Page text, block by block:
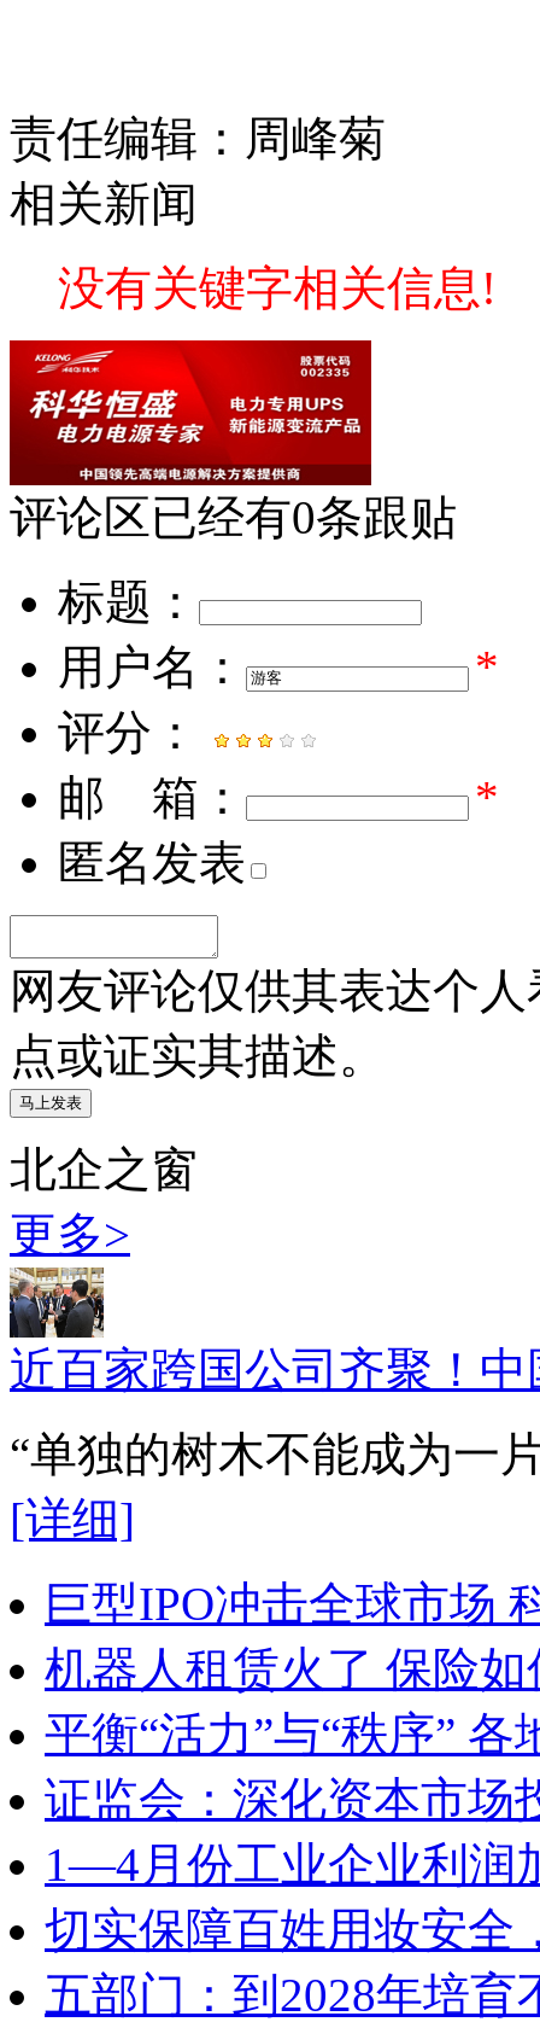
责任编辑：周峰菊
相关新闻
没有关键字相关信息!
评论区已经有0条跟贴
标题：
用户名：
*
评分：
邮 箱：
*
匿名发表
网友评论仅供其表达个
点或证实其描述。
北企之窗
更多>
近百家跨国公司齐聚！
“单独的树木不能成为一
[详细]
巨型IPO冲击全球市场
机器人租赁火了 保险
平衡“活力”与“秩序”
证监会：深化资本市场
1—4月份工业企业利润
切实保障百姓用妆安全
五部门：到2028年培